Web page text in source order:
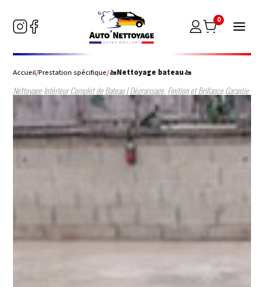
0
Accueil/Prestation spécifique/🚤Nettoyage bateau🚤
Nettoyage Intérieur Complet de Bateau | Dégraissage, Finition et Brillance Garantie